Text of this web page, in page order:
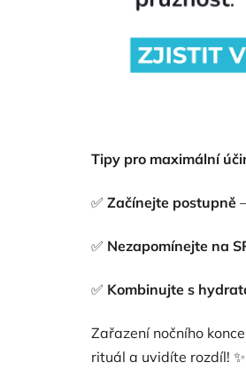
Tipy pro maximální
✅ Začínejte postupně
✅ Nezapomínejte na
✅ Kombinujte s
Zařazení nočního
rituál a uvidíte rozdíl! ✨